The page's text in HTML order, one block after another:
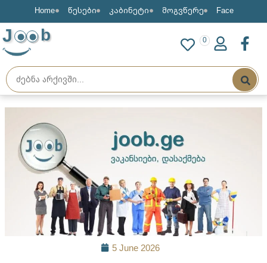
Home წესები კაბინეტი მოგვწერე Face
J b 0
5 June 2026